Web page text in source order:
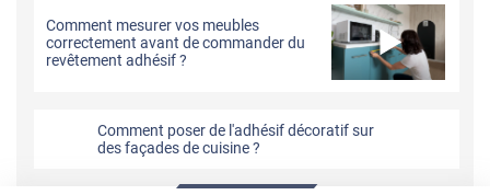
Comment mesurer vos meubles
correctement avant de commander du
revêtement adhésif ?
Comment poser de l'adhésif décoratif sur
des façades de cuisine ?